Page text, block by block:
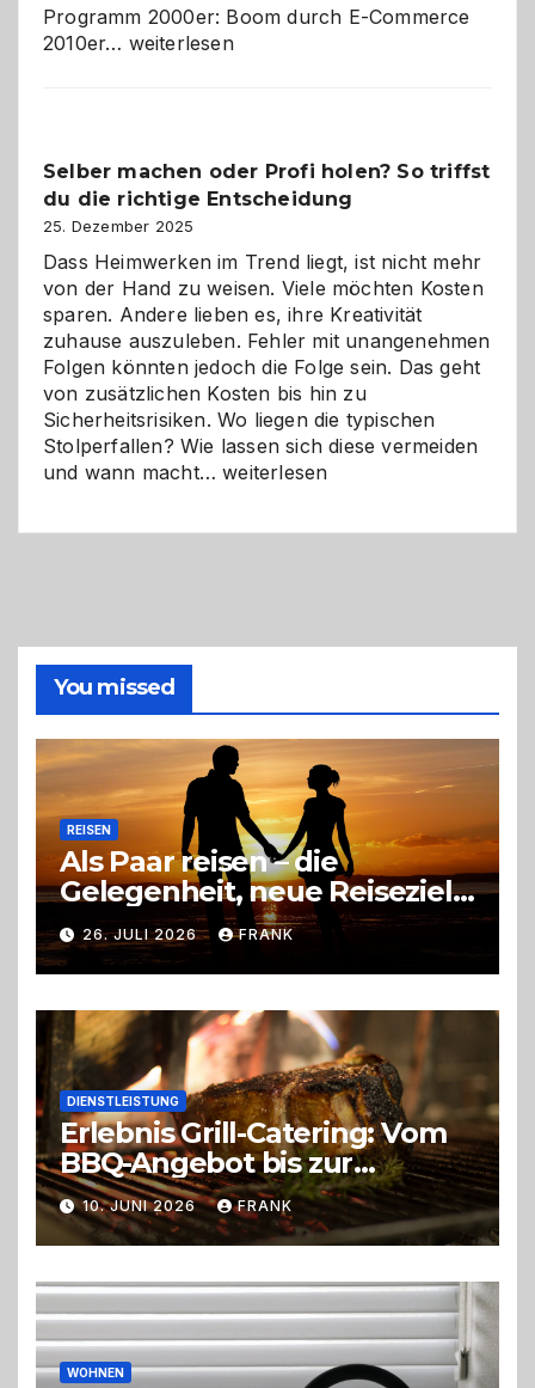
Programm 2000er: Boom durch E-Commerce
2010er… Affiliate-
Herausforderungen
und
Zukunft
weiterlesen
Selber machen oder Profi holen? So triffst
du die richtige Entscheidung
25. Dezember 2025
Dass Heimwerken im Trend liegt, ist nicht mehr
von der Hand zu weisen. Viele möchten Kosten
sparen. Andere lieben es, ihre Kreativität
zuhause auszuleben. Fehler mit unangenehmen
Folgen könnten jedoch die Folge sein. Das geht
von zusätzlichen Kosten bis hin zu
Sicherheitsrisiken. Wo liegen die typischen
Stolperfallen? Wie lassen sich diese vermeiden
und wann macht…Selber
richtige
Entscheidung
weiterlesen
You missed
REISEN
Als Paar reisen – die
Gelegenheit, neue Reiseziele
zu entdecken
26. JULI 2026 FRANK
DIENSTLEISTUNG
Erlebnis Grill-Catering: Vom
BBQ-Angebot bis zur
perfekten Eventorganisation
Trend zu Outdoor-Events,
Erlebnisgastronomie und
Live-Cooking
10. JUNI 2026 FRANK
WOHNEN